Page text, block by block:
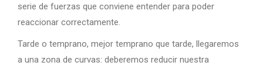
serie de fuerzas que conviene entender para poder
reaccionar correctamente.
Tarde o temprano, mejor temprano que tarde, llegaremos
a una zona de curvas: deberemos reducir nuestra